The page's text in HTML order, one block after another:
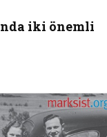
iki önemli